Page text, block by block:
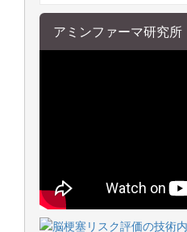
アミンファーマ研究所